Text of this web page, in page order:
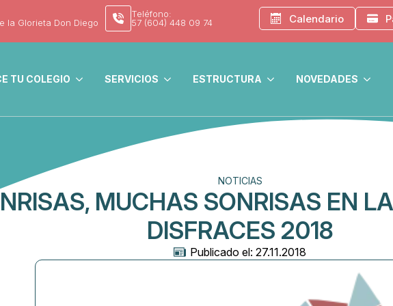
la Glorieta Don Diego
Teléfono:
57 (604) 448 09 74
Calendario
TU COLEGIO SERVICIOS ESTRUCTURA NOVEDADES
NOTICIAS
MUCHAS SONRISAS EN
DISFRACES 2018
Publicado el: 27.11.2018